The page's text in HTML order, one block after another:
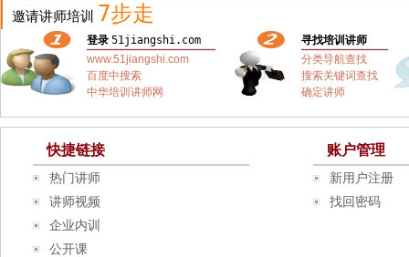
邀请讲师培训 7步走
登录 51jiangshi.com
www.51jiangshi.com
百度中搜索
中华培训讲师网
寻找培训讲师
分类导航查找
搜索关键词查找
确定讲师
快捷链接
热门讲师
讲师视频
企业内训
公开课
账户管理
新用户注册
找回密码